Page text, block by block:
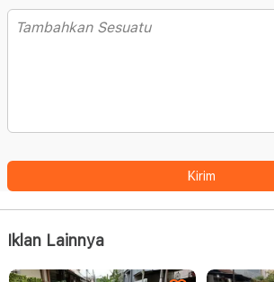
Kirim
Iklan Lainnya